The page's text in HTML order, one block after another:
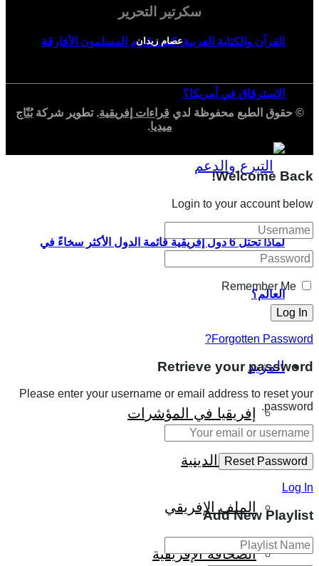
القرآن والكتابة العربية: كيف قاوم المسلمون الأفارقة
الاسترقاق في أمريكا؟
لماذا تحتل 6 دول إفريقية قائمة الدول الأكثر سخاءً في
العالم؟
المزيد
إفريقيا في المؤشرات
الحالة الدينية
الملف الإفريقي
الصحافة الإفريقية
سكرتير التحرير
عصام زيدان
© حقوق الطبع محفوظة لدي قراءات إفريقية. تطوير شركةبُنّاج
ميديا.
Welcome Back!
Login to your account below
Remember Me
Forgotten Password?
Retrieve your password
Please enter your username or email address to reset your
password.
Log In
Add New Playlist